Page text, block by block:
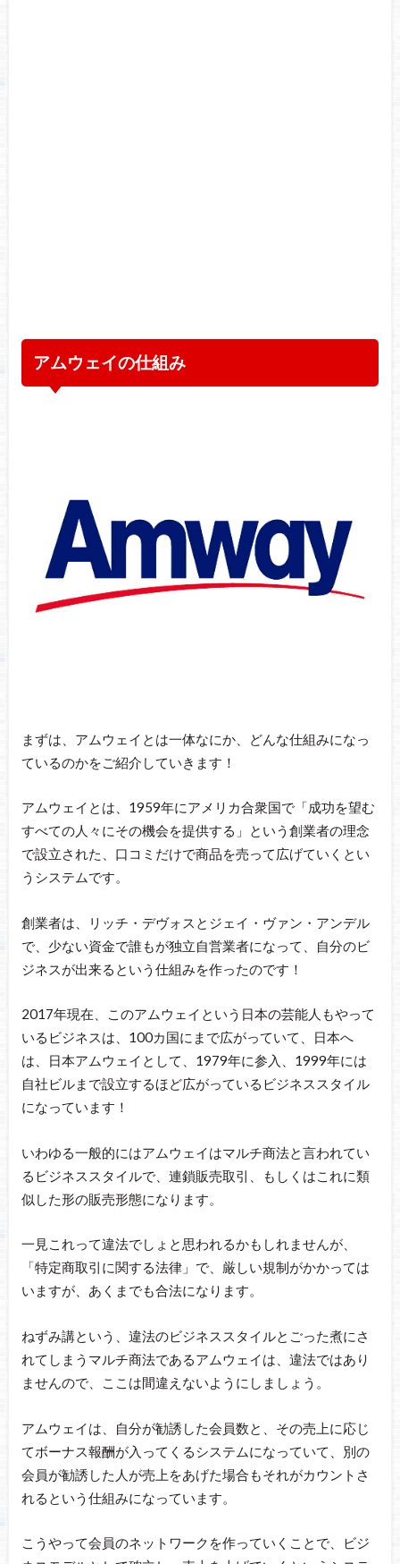
アムウェイの仕組み
まずは、アムウェイとは一体なにか、どんな仕組みになっ
ているのかをご紹介していきます！
アムウェイとは、1959年にアメリカ合衆国で「成功を望む
すべての人々にその機会を提供する」という創業者の理念
で設立された、口コミだけで商品を売って広げていくとい
うシステムです。
創業者は、リッチ・デヴォスとジェイ・ヴァン・アンデル
で、少ない資金で誰もが独立自営業者になって、自分のビ
ジネスが出来るという仕組みを作ったのです！
2017年現在、このアムウェイという日本の芸能人もやって
いるビジネスは、100カ国にまで広がっていて、日本へ
は、日本アムウェイとして、1979年に参入、1999年には
自社ビルまで設立するほど広がっているビジネススタイル
になっています！
いわゆる一般的にはアムウェイはマルチ商法と言われてい
るビジネススタイルで、連鎖販売取引、もしくはこれに類
似した形の販売形態になります。
一見これって違法でしょと思われるかもしれませんが、
「特定商取引に関する法律」で、厳しい規制がかかっては
いますが、あくまでも合法になります。
ねずみ講という、違法のビジネススタイルとごった煮にさ
れてしまうマルチ商法であるアムウェイは、違法ではあり
ませんので、ここは間違えないようにしましょう。
アムウェイは、自分が勧誘した会員数と、その売上に応じ
てボーナス報酬が入ってくるシステムになっていて、別の
会員が勧誘した人が売上をあげた場合もそれがカウントさ
れるという仕組みになっています。
こうやって会員のネットワークを作っていくことで、ビジ